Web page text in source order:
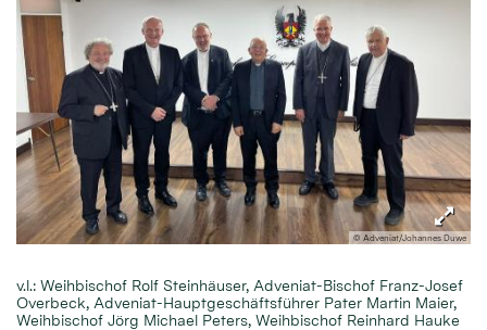
© Adveniat/Johannes Duwe
v.l.: Weihbischof Rolf Steinhäuser, Adveniat-Bischof Franz-Josef
Overbeck, Adveniat-Hauptgeschäftsführer Pater Martin Maier,
Weihbischof Jörg Michael Peters, Weihbischof Reinhard Hauke